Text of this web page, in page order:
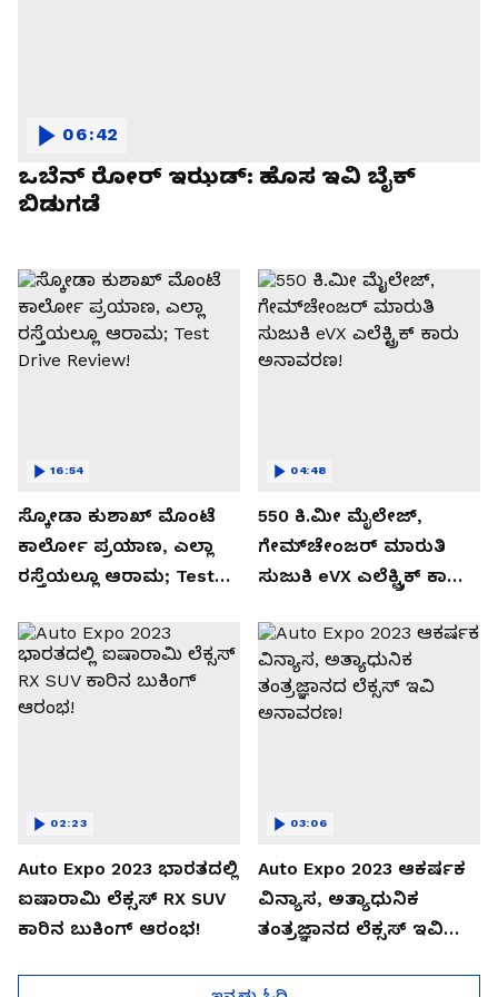
ಒಬೆನ್ ರೋರ್ ಇಝಡ್: ಹೊಸ ಇವಿ ಬೈಕ್
ಬಿಡುಗಡೆ
06:42
ಸ್ಕೋಡಾ ಕುಶಾಖ್ ಮೊಂಟೆ
ಕಾರ್ಲೋ ಪ್ರಯಾಣ, ಎಲ್ಲಾ
ರಸ್ತೆಯಲ್ಲೂ ಆರಾಮ; Test
16:54
550 ಕಿ.ಮೀ ಮೈಲೇಜ್,
ಗೇಮ್‌ಚೇಂಜರ್ ಮಾರುತಿ
ಸುಜುಕಿ eVX ಎಲೆಕ್ಟ್ರಿಕ್ ಕಾರು
04:48
Auto Expo 2023 ಭಾರತದಲ್ಲಿ
ಐಷಾರಾಮಿ ಲೆಕ್ಸಸ್ RX SUV
ಕಾರಿನ ಬುಕಿಂಗ್ ಆರಂಭ!
02:23
Auto Expo 2023 ಆಕರ್ಷಕ
ವಿನ್ಯಾಸ, ಅತ್ಯಾಧುನಿಕ
ತಂತ್ರಜ್ಞಾನದ ಲೆಕ್ಸಸ್ ಇವಿ
03:06